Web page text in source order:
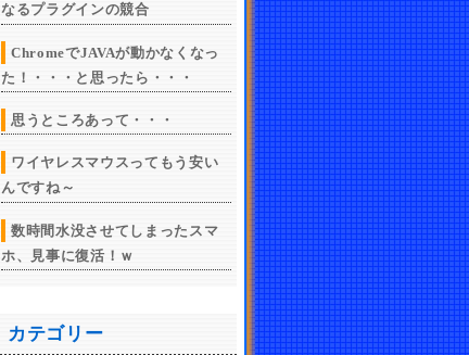
なるプラグインの競合
ChromeでJAVAが動かなくなっ
た！・・・と思ったら・・・
思うところあって・・・
ワイヤレスマウスってもう安い
んですね～
数時間水没させてしまったスマ
ホ、見事に復活！ｗ
カテゴリー